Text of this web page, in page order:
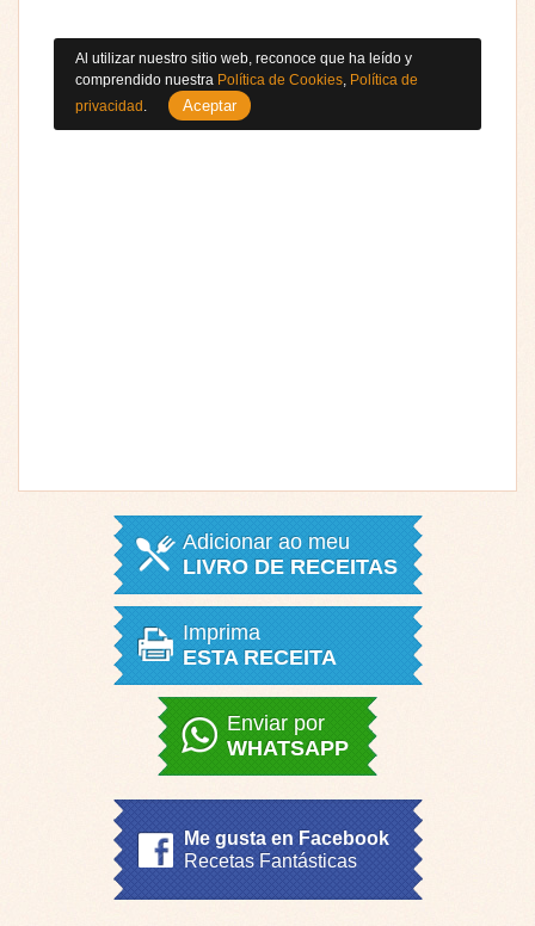
Adicionar ao meu
LIVRO DE RECEITAS
Imprima
ESTA RECEITA
Enviar por
WHATSAPP
Me gusta en Facebook
Recetas Fantásticas
Al utilizar nuestro sitio web, reconoce que ha leído y
comprendido nuestra Política de Cookies, Política de
privacidad . Aceptar